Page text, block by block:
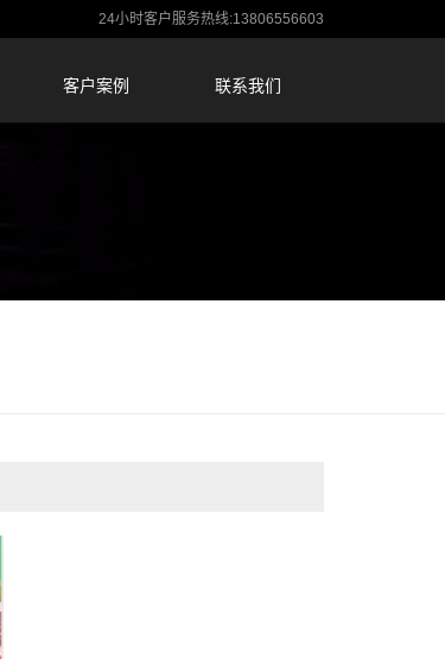
24小时客户服务热线:13806556603
客户案例 联系我们